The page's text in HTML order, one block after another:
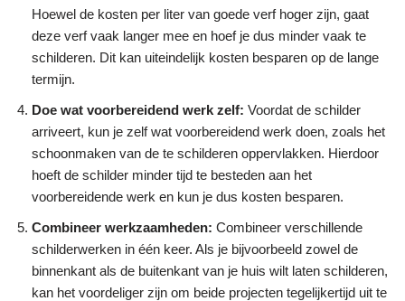
Hoewel de kosten per liter van goede verf hoger zijn, gaat
deze verf vaak langer mee en hoef je dus minder vaak te
schilderen. Dit kan uiteindelijk kosten besparen op de lange
termijn.
Doe wat voorbereidend werk zelf: Voordat de schilder
arriveert, kun je zelf wat voorbereidend werk doen, zoals het
schoonmaken van de te schilderen oppervlakken. Hierdoor
hoeft de schilder minder tijd te besteden aan het
voorbereidende werk en kun je dus kosten besparen.
Combineer werkzaamheden: Combineer verschillende
schilderwerken in één keer. Als je bijvoorbeeld zowel de
binnenkant als de buitenkant van je huis wilt laten schilderen,
kan het voordeliger zijn om beide projecten tegelijkertijd uit te